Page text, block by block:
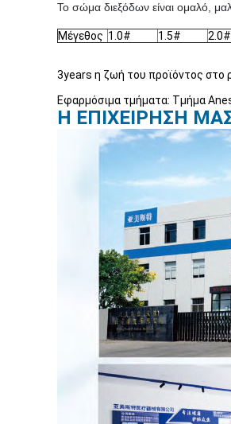
Το σώμα διεξόδων είναι ομαλό,
Μέγεθος 1.0# 1.5# 2.0#
3years η ζωή του προϊόντος στο
Εφαρμόσιμα τμήματα: Τμήμα
Η ΕΠΙΧΕΙΡΗΣΗ